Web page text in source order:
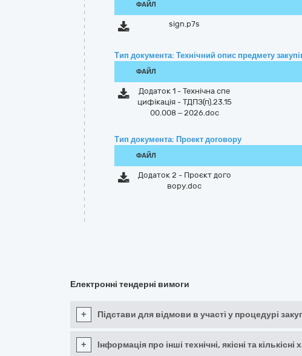
ФАЙЛ
sign.p7s
Тип документа: Технічний опис предмету
ФАЙЛ
Додаток 1 - Технічна спе
цифікація - ТДПЗ(п).23.15
00.008 – 2026.doc
Тип документа: Проект договору
ФАЙЛ
Додаток 2 - Проєкт дого
вору.doc
Електронні тендерні вимоги
+ Підстави для відмови в участі у процедурі
+ Інформація про інші технічні, якісні та